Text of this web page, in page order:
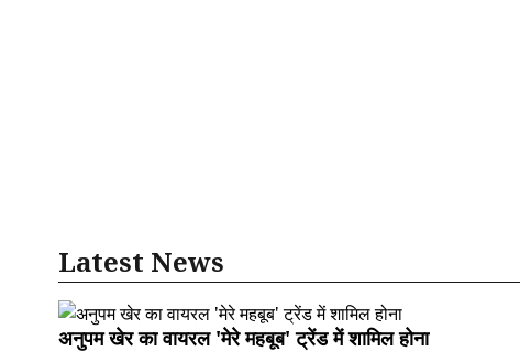
Latest News
अनुपम खेर का वायरल 'मेरे महबूब' ट्रेंड में शामिल होना